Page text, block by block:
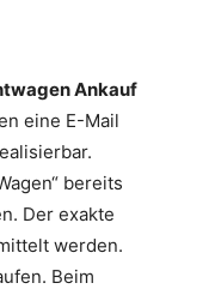
Ankauf
eine E-Mail
bereits
Der exakte
werden.
Beim